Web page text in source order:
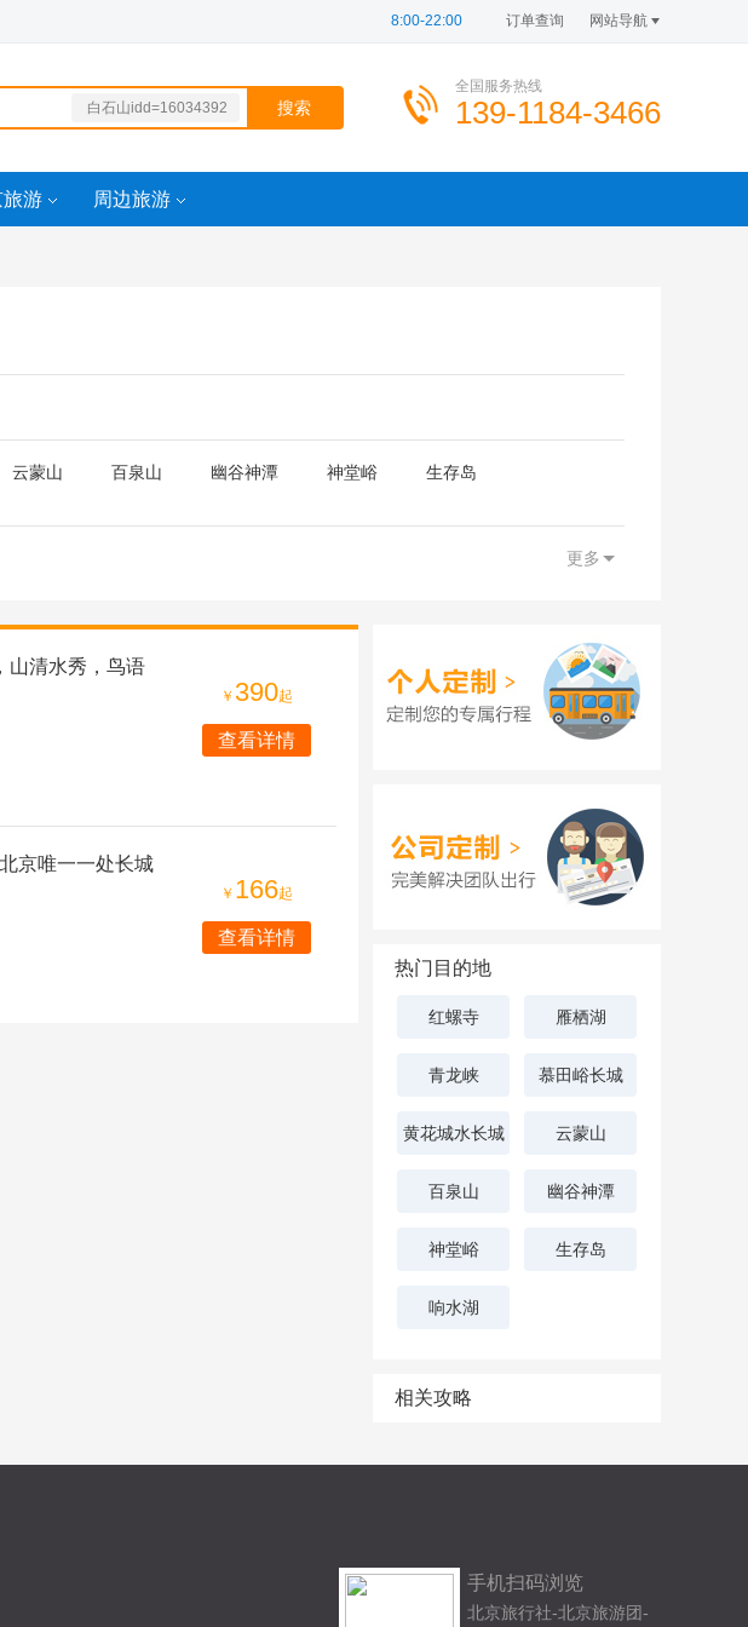
8:00-22:00 订单查询 网站导航
白石山idd=16034392
100idd=1605672307
全国服务热线
139-1184-3466
游 周边旅游
云蒙山 百泉山 幽谷神潭 神堂峪
生存岛
更多
山清水秀，鸟语
￥ 390起
查看详情
京唯一一处长城
￥ 166起
查看详情
热门目的地
红螺寺 雁栖湖
青龙峡 慕田峪长城
黄花城水长城 云蒙山
百泉山 幽谷神潭
神堂峪 生存岛
响水湖
相关攻略
手机扫码浏览
北京旅行社-北京旅游团-